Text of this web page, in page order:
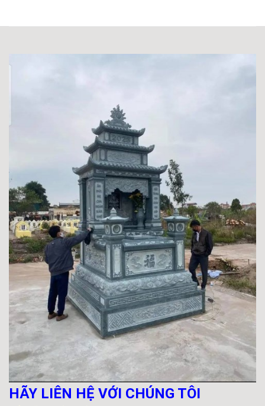
HÃY LIÊN HỆ VỚI CHÚNG TÔI